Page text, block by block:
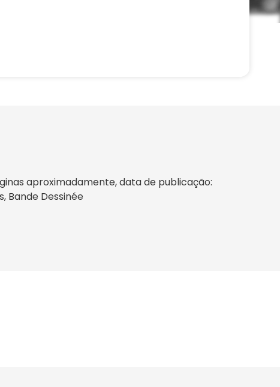
aproximadamente, data de publicação:
Bande Dessinée